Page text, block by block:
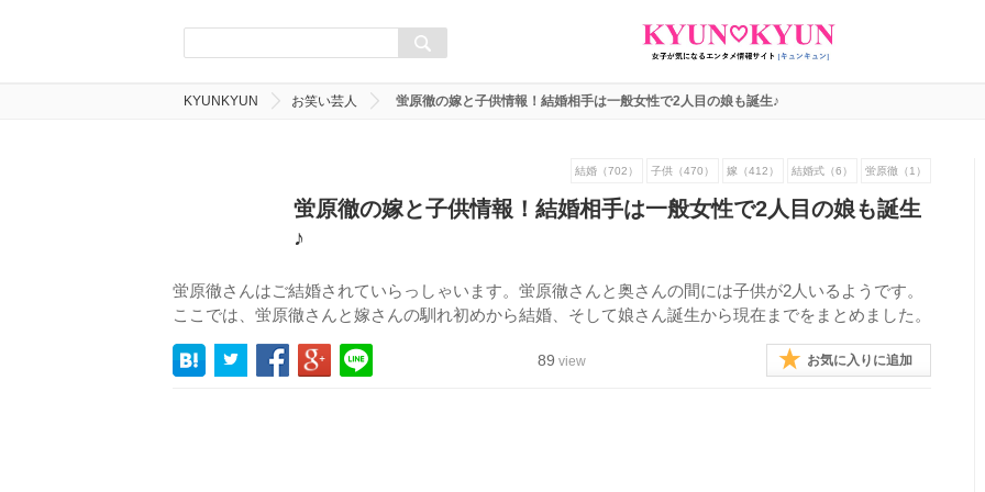
KYUNKYUN お笑い芸人 蛍原徹の嫁と子供情報！結婚相手は一般女性で2人目の娘も誕生♪
結婚（702） 子供（470） 嫁（412） 結婚式（6） 蛍原徹（1）
蛍原徹の嫁と子供情報！結婚相手は一般女性で2人目の娘も誕生
♪
蛍原徹さんはご結婚されていらっしゃいます。蛍原徹さんと奥さんの間には子供が2人いるようです。
ここでは、蛍原徹さんと嫁さんの馴れ初めから結婚、そして娘さん誕生から現在までをまとめました。
89 view お気に入りに追加